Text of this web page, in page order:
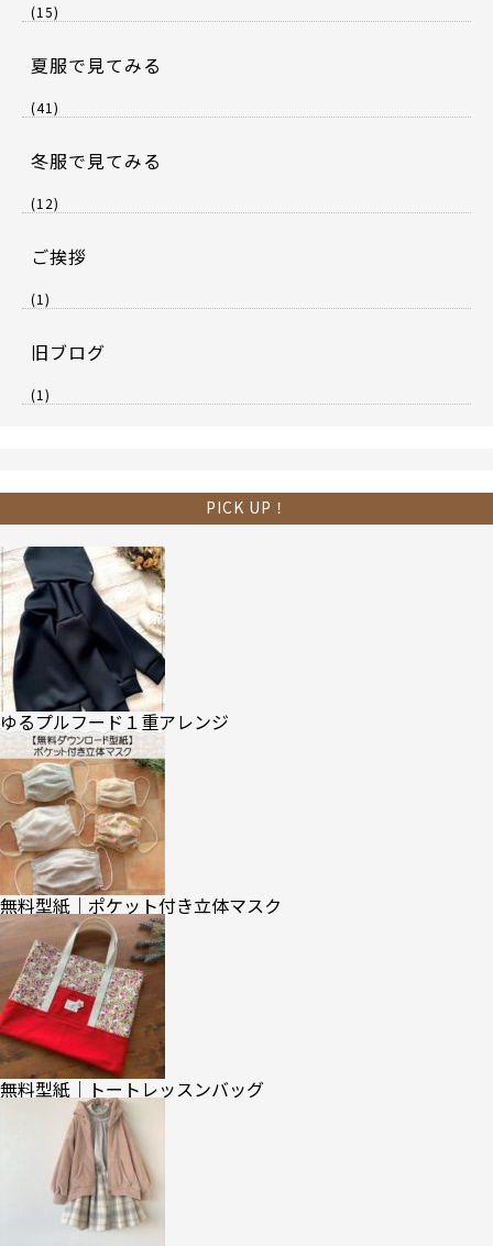
(15)
夏服で見てみる
(41)
冬服で見てみる
(12)
ご挨拶
(1)
旧ブログ
(1)
PICK UP！
ゆるプルフード１重アレンジ
無料型紙｜ポケット付き立体マスク
無料型紙｜トートレッスンバッグ